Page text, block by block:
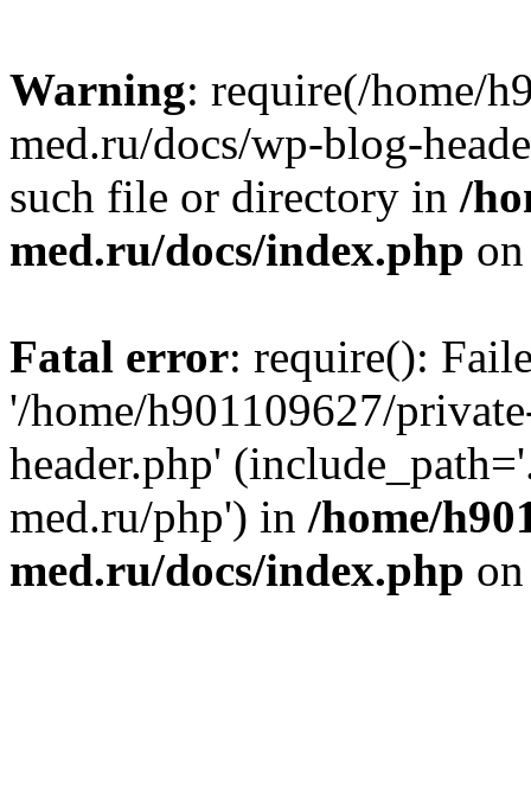
Warning: require(/home/
med.ru/docs/wp-blog-
such file or directory in /
med.ru/docs/index.php
Fatal error: require():
'/home/h901109627/
header.php'
med.ru/php') in /home/
med.ru/docs/index.php